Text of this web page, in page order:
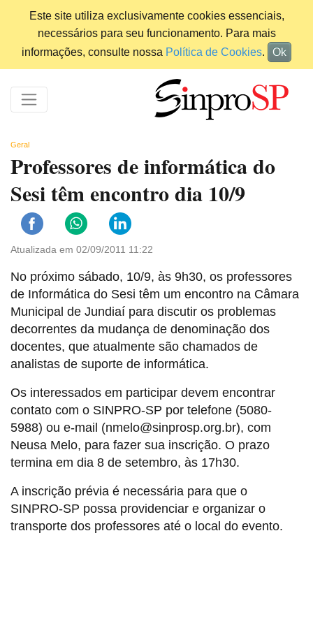
Este site utiliza exclusivamente cookies essenciais,
necessários para seu funcionamento. Para mais
informações, consulte nossa Política de Cookies. Ok
Geral
Professores de informática do
Sesi têm encontro dia 10/9
Atualizada em 02/09/2011 11:22
No próximo sábado, 10/9, às 9h30, os professores
de Informática do Sesi têm um encontro na Câmara
Municipal de Jundiaí para discutir os problemas
decorrentes da mudança de denominação dos
docentes, que atualmente são chamados de
analistas de suporte de informática.
Os interessados em participar devem encontrar
contato com o SINPRO-SP por telefone (5080-
5988) ou e-mail (nmelo@sinprosp.org.br), com
Neusa Melo, para fazer sua inscrição. O prazo
termina em dia 8 de setembro, às 17h30.
A inscrição prévia é necessária para que o
SINPRO-SP possa providenciar e organizar o
transporte dos professores até o local do evento.